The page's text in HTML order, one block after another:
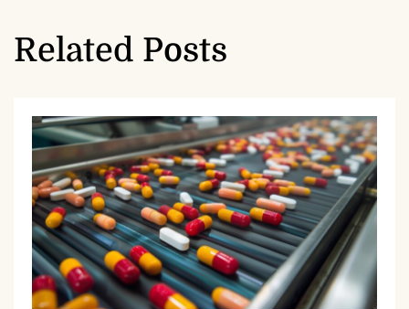
Related Posts